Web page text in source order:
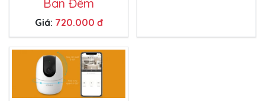
Ban Đêm
Giá: 720.000 đ